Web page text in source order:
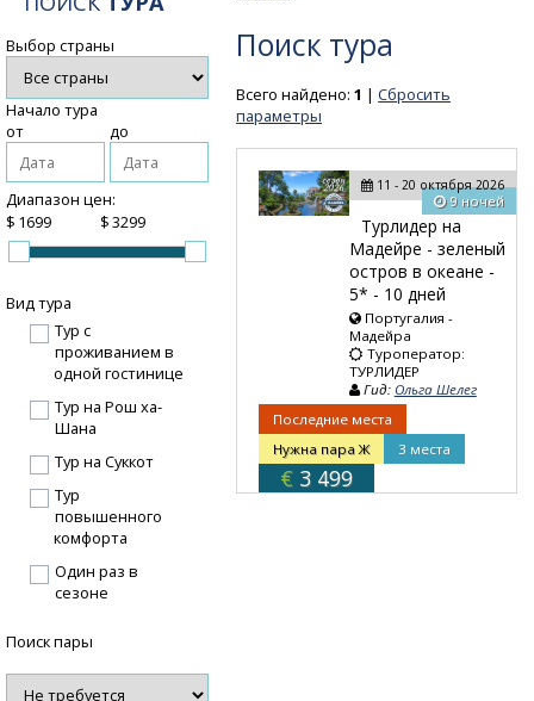
Поиск тура
Всего найдено:1 |Сбросить
параметры
11 - 20 октября 2026
9 ночей
Турлидер на
Мадейре - зеленый
остров в океане -
5* - 10 дней
Португалия -
Мадейра
Туроператор:
ТУРЛИДЕР
Гид: Ольга Шелег
Последние места
Нужна пара Ж
3 места
€ 3 499
Выбор страны
Начало тура
от
до
Диапазон цен:
$
$
Вид тура
Тур с
проживанием в
одной гостинице
Тур на Рош ха-
Шана
Тур на Суккот
Тур
повышенного
комфорта
Один раз в
сезоне
Поиск пары